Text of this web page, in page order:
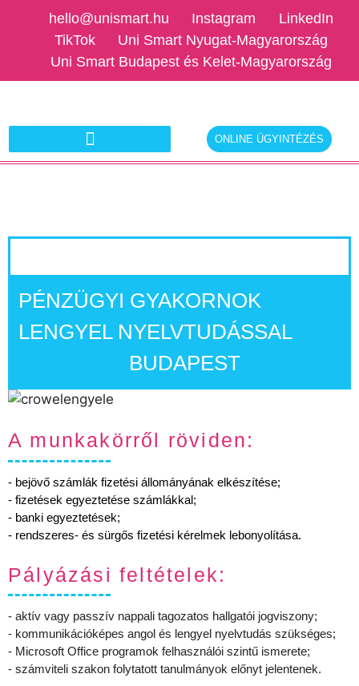
hello@unismart.hu Instagram
LinkedIn
TikTok
Uni Smart Nyugat-Magyarország
Uni Smart Budapest és Kelet-Magyarország
ONLINE ÜGYINTÉZÉS
PÉNZÜGYI GYAKORNOK
LENGYEL NYELVTUDÁSSAL
BUDAPEST
A munkakörről röviden:
- bejövő számlák fizetési állományának elkészítése;
- fizetések egyeztetése számlákkal;
- banki egyeztetések;
- rendszeres- és sürgős fizetési kérelmek lebonyolítása.
Pályázási feltételek:
- aktív vagy passzív nappali tagozatos hallgatói jogviszony;
- kommunikációképes angol és lengyel nyelvtudás szükséges;
- Microsoft Office programok felhasználói szintű ismerete;
- számviteli szakon folytatott tanulmányok előnyt jelentenek.